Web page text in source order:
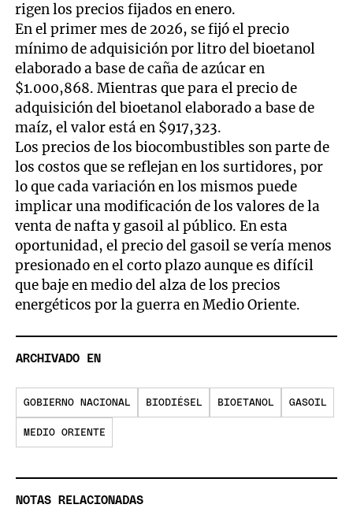
rigen los precios fijados en enero.
En el primer mes de 2026, se fijó el precio
mínimo de adquisición por litro del bioetanol
elaborado a base de caña de azúcar en
$1.000,868. Mientras que para el precio de
adquisición del bioetanol elaborado a base de
maíz, el valor está en $917,323.
Los precios de los biocombustibles son parte de
los costos que se reflejan en los surtidores, por
lo que cada variación en los mismos puede
implicar una modificación de los valores de la
venta de nafta y gasoil al público. En esta
oportunidad, el precio del gasoil se vería menos
presionado en el corto plazo aunque es difícil
que baje en medio del alza de los precios
energéticos por la guerra en Medio Oriente.
ARCHIVADO EN
GOBIERNO NACIONAL BIODIÉSEL BIOETANOL GASOIL
MEDIO ORIENTE
NOTAS RELACIONADAS